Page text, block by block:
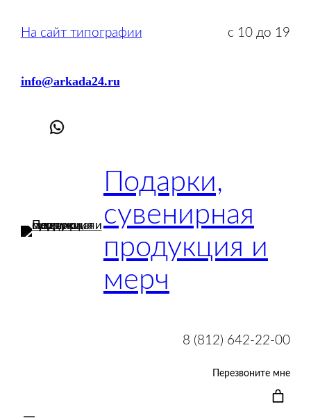
На сайт типографии с 10 до 19
info@arkada24.ru
Подарки,
сувенирная
продукция и
мерч
8 (812) 642-22-00
Перезвоните мне